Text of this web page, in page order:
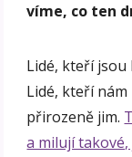
víme, co ten
Lidé, kteří jsou
Lidé, kteří
přirozeně jim.
a milují takové,